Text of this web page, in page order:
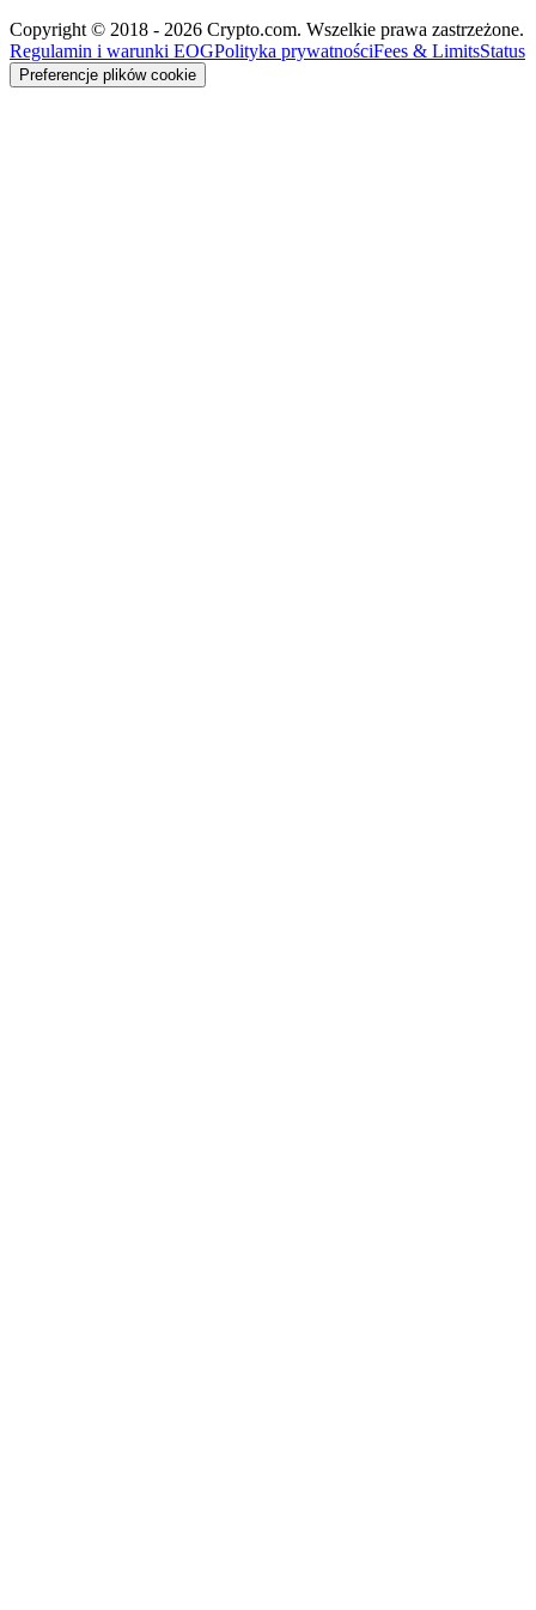
Copyright © 2018 - 2026 Crypto.com. Wszelkie prawa zastrzeżone.
Regulamin i warunki EOGPolityka prywatnościFees & LimitsStatus
Preferencje plików cookie